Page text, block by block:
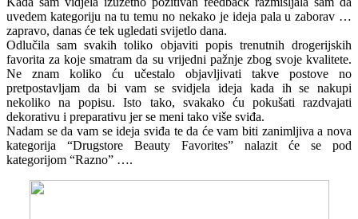
uvedem kategoriju na tu temu no nekako je ideja pala u zaborav …
zapravo, danas će tek ugledati svijetlo dana.
Odlučila sam svakih toliko objaviti popis trenutnih drogerijskih
favorita za koje smatram da su vrijedni pažnje zbog svoje kvalitete.
Ne znam koliko ću učestalo objavljivati takve postove no
pretpostavljam da bi vam se svidjela ideja kada ih se nakupi
nekoliko na popisu. Isto tako, svakako ću pokušati razdvajati
dekorativu i preparativu jer se meni tako više sviđa.
Nadam se da vam se ideja sviđa te da će vam biti zanimljiva a nova
kategorija “Drugstore Beauty Favorites” nalazit će se pod
kategorijom “Razno” ….